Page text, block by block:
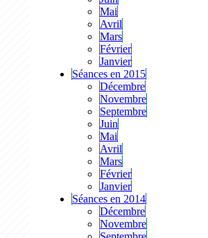
Mai
Avril
Mars
Février
Janvier
Séances en 2015
Décembre
Novembre
Septembre
Juin
Mai
Avril
Mars
Février
Janvier
Séances en 2014
Décembre
Novembre